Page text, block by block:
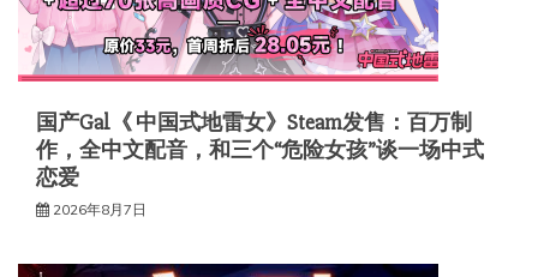
国产Gal《 中国式地雷女》Steam发售：百万制
作，全中文配音，和三个“危险女孩”谈一场中式
恋爱
2026年8月7日